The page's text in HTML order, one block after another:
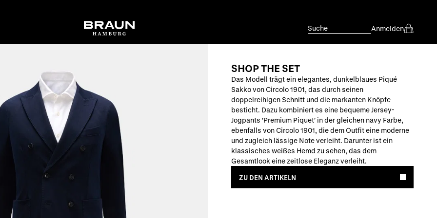
Suche Anmelden
SHOP THE SET
Das Modell trägt ein elegantes, dunkelblaues Piqué
Sakko von Circolo 1901, das durch seinen
doppelreihigen Schnitt und die markanten Knöpfe
besticht. Dazu kombiniert es eine bequeme Jersey-
Jogpants 'Premium Piquet' in der gleichen navy Farbe,
ebenfalls von Circolo 1901, die dem Outfit eine moderne
und zugleich lässige Note verleiht. Darunter ist ein
klassisches weißes Hemd zu sehen, das dem
Gesamtlook eine zeitlose Eleganz verleiht.
ZU DEN ARTIKELN